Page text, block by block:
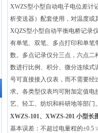
XWZS型小型自动电子电位差计
析变送器）配套使用，对温度或
XQZS型小型自动平衡电桥记录
有单笔、双笔、多点打印和单笔
数。多点记录仪分三点，六点二
数进行比例、积分、微分连续式
号可直接接入仪表，而不需要经
求。各类型仪表均可附加定值电
艺、轻工、纺织和科研地等部门
XWZS-101、XWZS-201 小型长
基本误差：不超过电量程的